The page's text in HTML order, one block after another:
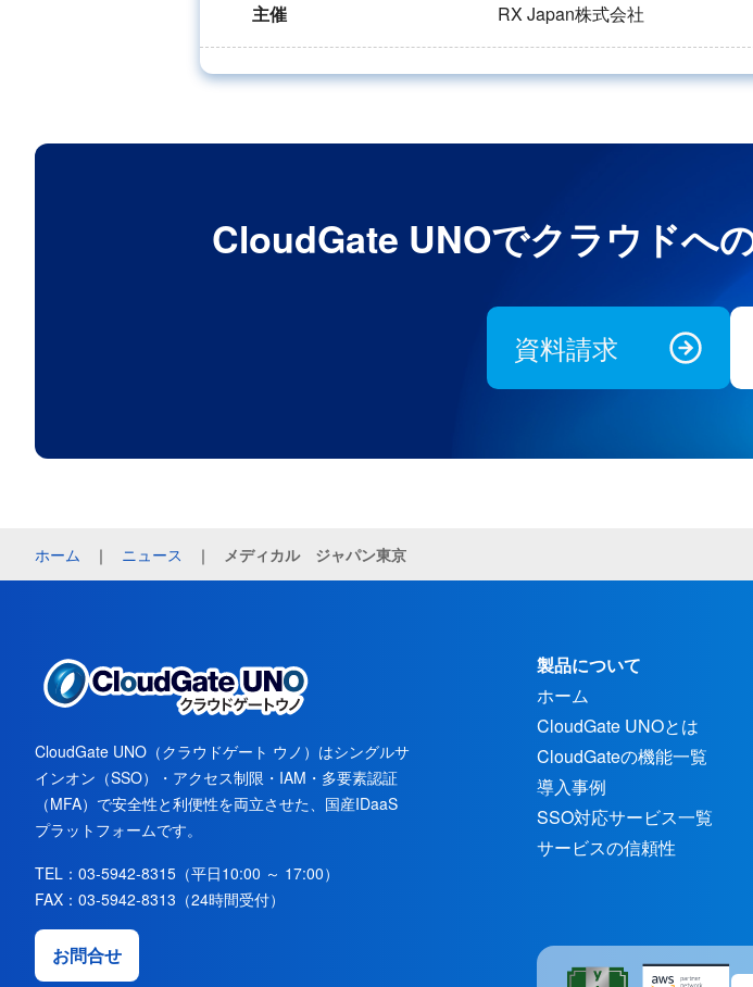
主催 RX Japan株式会社
CloudGate UNOでクラウドへ
資料請求
ホーム ｜ ニュース ｜ メディカル ジャパン東京
CloudGate UNO（クラウドゲート ウノ）はシングルサ
インオン（SSO）・アクセス制限・IAM・多要素認証
（MFA）で安全性と利便性を両立させた、国産IDaaS
プラットフォームです。
TEL：03-5942-8315（平日10:00 ～ 17:00）
FAX：03-5942-8313（24時間受付）
お問合せ
製品について
ホーム
CloudGate UNOとは
CloudGateの機能一覧
導入事例
SSO対応サービス一覧
サービスの信頼性